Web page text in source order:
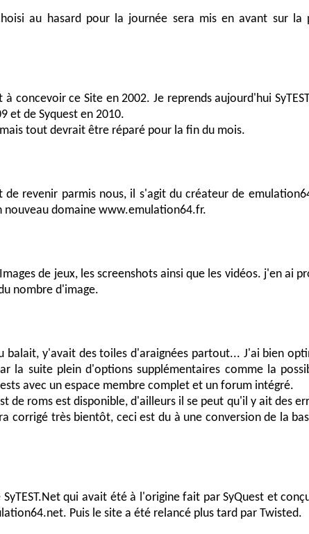
au hasard pour la journée sera mis en avant sur la
à concevoir ce Site en 2002. Je reprends aujourd'hui
et de Syquest en 2010.
tout devrait être réparé pour la fin du mois.
revenir parmis nous, il s'agit du créateur de
nouveau domaine www.emulation64.fr.
de jeux, les screenshots ainsi que les vidéos. j'en ai
nombre d'image.
balait, y'avait des toiles d'araignées partout... J'ai bien
la suite plein d'options supplémentaires comme la
avec un espace membre complet et un forum intégré.
de roms est disponible, d'ailleurs il se peut qu'il y ait des
corrigé très bientôt, ceci est du à une conversion de la
qui avait été à l'origine fait par SyQuest et
Puis le site a été relancé plus tard par Twisted.